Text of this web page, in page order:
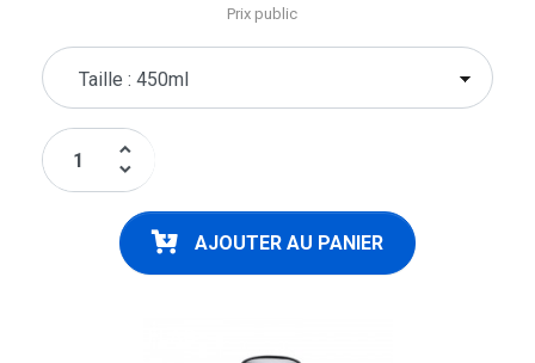
Prix public
keyboard_arrow_up
keyboard_arrow_down
AJOUTER AU PANIER